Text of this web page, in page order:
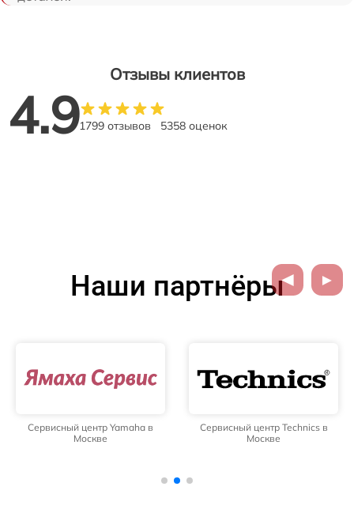
Отзывы клиентов
4.91799 отзывов 5358 оценок
Наши партнёры
Сервисный центр Yamaha в
Москве
Сервисный центр Technics в
Москве